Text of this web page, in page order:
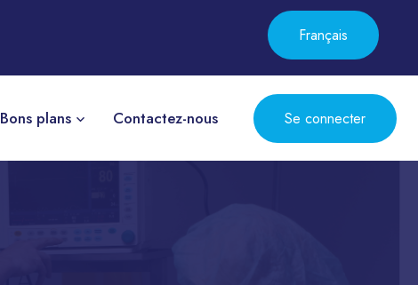
Français
Bons plans Contactez-nous Se connecter